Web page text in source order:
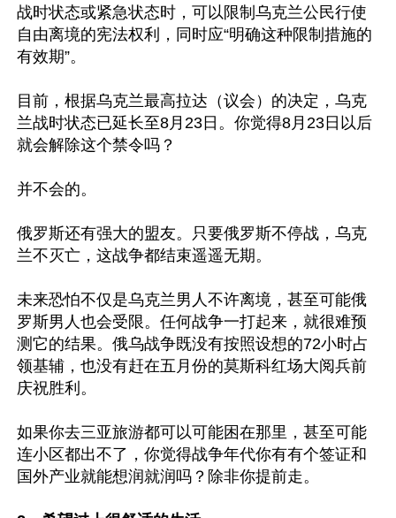
战时状态或紧急状态时，可以限制乌克兰公民行使
自由离境的宪法权利，同时应“明确这种限制措施的
有效期”。
目前，根据乌克兰最高拉达（议会）的决定，乌克
兰战时状态已延长至8月23日。你觉得8月23日以后
就会解除这个禁令吗？
并不会的。
俄罗斯还有强大的盟友。只要俄罗斯不停战，乌克
兰不灭亡，这战争都结束遥遥无期。
未来恐怕不仅是乌克兰男人不许离境，甚至可能俄
罗斯男人也会受限。任何战争一打起来，就很难预
测它的结果。俄乌战争既没有按照设想的72小时占
领基辅，也没有赶在五月份的莫斯科红场大阅兵前
庆祝胜利。
如果你去三亚旅游都可以可能困在那里，甚至可能
连小区都出不了，你觉得战争年代你有有个签证和
国外产业就能想润就润吗？除非你提前走。